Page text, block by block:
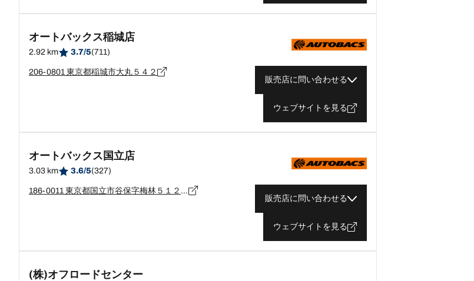
オートバックス稲城店
2.92 km 3.7/5(711)
206-0801 東京都稲城市大丸５４２
販売店に問い合わせる
ウェブサイトを見る
オートバックス国立店
3.03 km 3.6/5(327)
186-0011 東京都国立市谷保字梅林５１２８
販売店に問い合わせる
ウェブサイトを見る
(株)オフロードセンター